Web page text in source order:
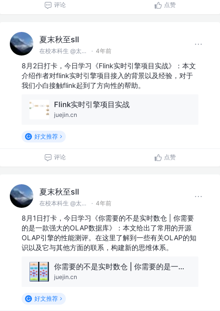
评论 点赞
夏末秋至sll
在校本科生 @太原理工大学 · 4年前
8月2日打卡，今日学习《Flink实时引擎项目实战》：本文
介绍作者对flink实时引擎项目接入的背景以及经验，对于
我们小白接触flink起到了方向性的帮助。
Flink实时引擎项目实战
juejin.cn
好文推荐
评论 点赞
夏末秋至sll
在校本科生 @太原理工大学 · 4年前
8月1日打卡，今日学习《你需要的不是实时数仓 | 你需要
的是一款强大的OLAP数据库》：本文给出了常用的开源
OLAP引擎的性能测评。在这里了解到一些有关OLAP的知
识以及它与其他方面的联系，构建新的思维体系。
你需要的不是实时数仓 | 你需要的是一款强大的OLAP数据库(下)
juejin.cn
好文推荐